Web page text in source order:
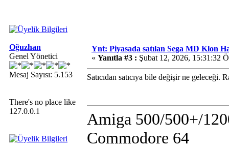
Oğuzhan
Genel Yönetici
Mesaj Sayısı: 5.153
There's no place like
127.0.0.1
Ynt: Piyasada satılan Sega MD Klon
« Yanıtla #3 : Şubat 12, 2026, 15:31:32
Satıcıdan satıcıya bile değişir ne geleceği.
Amiga 500/500+/
Commodore 64